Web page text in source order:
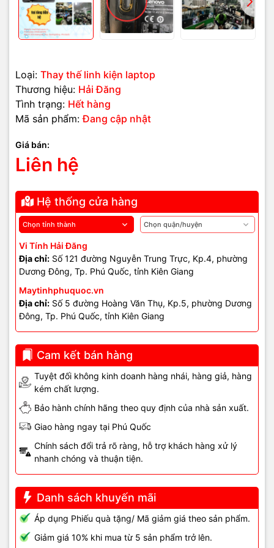
Loại: Thay thế linh kiện laptop
Thương hiệu: Hải Đăng
Tình trạng: Hết hàng
Mã sản phẩm: Đang cập nhật
Giá bán:
Liên hệ
Hệ thống cửa hàng
Vi Tính Hải Đăng
Địa chỉ: Số 121 đường Nguyễn Trung Trực, Kp.4, phường
Dương Đông, Tp. Phú Quốc, tỉnh Kiên Giang
Maytinhphuquoc.vn
Địa chỉ: Số 5 đường Hoàng Văn Thụ, Kp.5, phường Dương
Đông, Tp. Phú Quốc, tỉnh Kiên Giang
Cam kết bán hàng
Tuyệt đối không kinh doanh hàng nhái, hàng giả, hàng
kém chất lượng.
Bảo hành chính hãng theo quy định của nhà sản xuất.
Giao hàng ngay tại Phú Quốc
Chính sách đổi trả rõ ràng, hỗ trợ khách hàng xử lý
nhanh chóng và thuận tiện.
Danh sách khuyến mãi
Áp dụng Phiếu quà tặng/ Mã giảm giá theo sản phẩm.
Giảm giá 10% khi mua từ 5 sản phẩm trở lên.
Dấu hiệu nhận biết
- Âm thanhméo, nghẹt, bí tiếng
- Loa phát ra tiếng rè cứng, vỡ tiếng.
- Quan sát thấy khung loa hoặc vị trí loa bị móp
Linh kiện & bộ phận cần chú
- Cụm loa laptop (khung loa + màng loa).
- Buồng cộng hưởng âm thanh.
- Dây loa, jack loa liền cụm.
- Vỏ đáy, khung C quanh vị trí loa.
- Mainboard (chỉ kiểm tra để loại trừ).
Khắc phục sơ bộ tại cửa
hàng
- Kiểm tra trực tiếp hình dạng khung loa.
- Test loa bằng nguồn ngoài để đánh giá chất lượng âm.
- So sánh đáp tuyến âm thanh giữa hai bên loa.
Không thể nắn chỉnh khung loa để khôi phục âm thanh chuẩn
Dịch vụ tại Vi Tính Hải Đăng